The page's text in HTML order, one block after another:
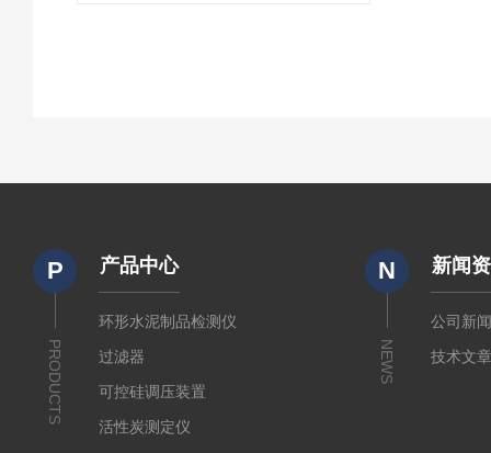
P
PRODUCTS
产品中心
环形水泥制品检测仪
过滤器
可控硅调压装置
活性炭测定仪
N
NEWS
新闻
公司新
技术文